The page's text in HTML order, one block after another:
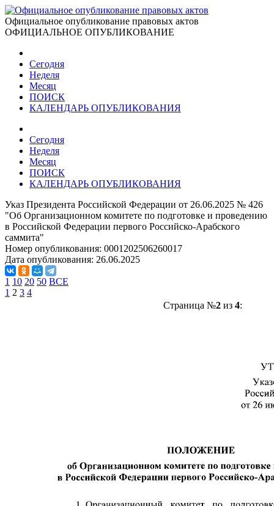
Официальное опубликование правовых актов
ОФИЦИАЛЬНОЕ ОПУБЛИКОВАНИЕ
Сегодня
Неделя
Месяц
ПОИСК
КАЛЕНДАРЬ ОПУБЛИКОВАНИЯ
Сегодня
Неделя
Месяц
ПОИСК
КАЛЕНДАРЬ ОПУБЛИКОВАНИЯ
Указ Президента Российской Федерации от 26.06.2025 № 426
"Об Организационном комитете по подготовке и проведению
в Российской Федерации первого Российско-Арабского
саммита"
Номер опубликования: 0001202506260017
Дата опубликования: 26.06.2025
1 10 20 50 ВСЕ
1 2 3 4
Страница №2из 4: